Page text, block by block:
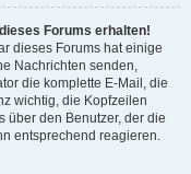
Forums erhalten!
dieses Forums hat einige
Nachrichten senden,
die komplette E-Mail, die
wichtig, die Kopfzeilen
über den Benutzer, der die
entsprechend reagieren.